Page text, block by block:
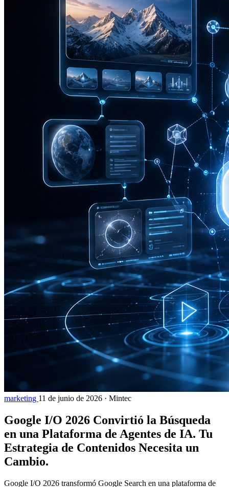
marketing 11 de junio de 2026 · Mintec
Google I/O 2026 Convirtió la Búsqueda
en una Plataforma de Agentes de IA. Tu
Estrategia de Contenidos Necesita un
Cambio.
Google I/O 2026 transformó Google Search en una plataforma de